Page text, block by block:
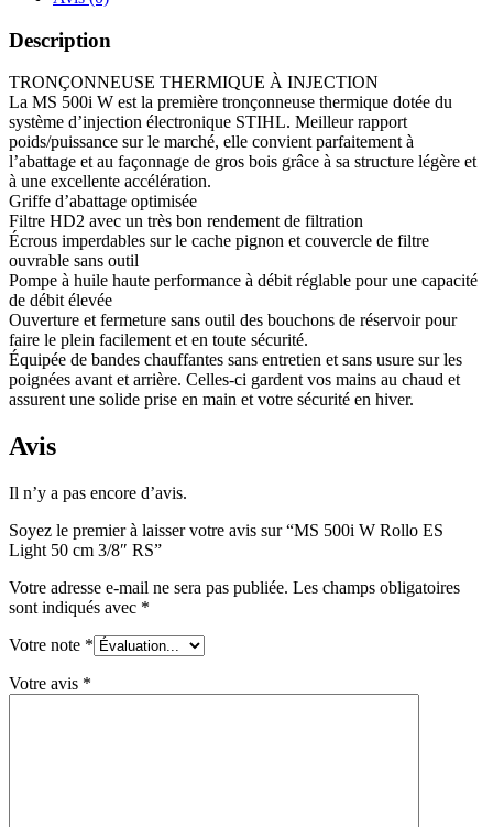
Description
TRONÇONNEUSE THERMIQUE À INJECTION
La MS 500i W est la première tronçonneuse thermique dotée du
système d’injection électronique STIHL. Meilleur rapport
poids/puissance sur le marché, elle convient parfaitement à
l’abattage et au façonnage de gros bois grâce à sa structure légère et
à une excellente accélération.
Griffe d’abattage optimisée
Filtre HD2 avec un très bon rendement de filtration
Écrous imperdables sur le cache pignon et couvercle de filtre
ouvrable sans outil
Pompe à huile haute performance à débit réglable pour une capacité
de débit élevée
Ouverture et fermeture sans outil des bouchons de réservoir pour
faire le plein facilement et en toute sécurité.
Équipée de bandes chauffantes sans entretien et sans usure sur les
poignées avant et arrière. Celles-ci gardent vos mains au chaud et
assurent une solide prise en main et votre sécurité en hiver.
Avis
Il n’y a pas encore d’avis.
Soyez le premier à laisser votre avis sur “MS 500i W Rollo ES
Light 50 cm 3/8″ RS”
Votre adresse e-mail ne sera pas publiée. Les champs obligatoires
sont indiqués avec *
Votre note *
Votre avis *